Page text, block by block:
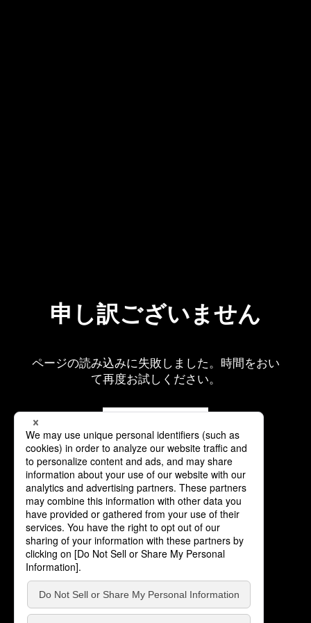
申し訳ございません
ページの読み込みに失敗しました。時間をおい
て再度お試しください。